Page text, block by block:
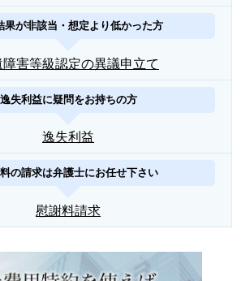
果が非該当・想定より低かった方
障害等級認定の異議申立て
逸失利益に疑問をお持ちの方
逸失利益
の請求は弁護士にお任せ下さい
慰謝料請求